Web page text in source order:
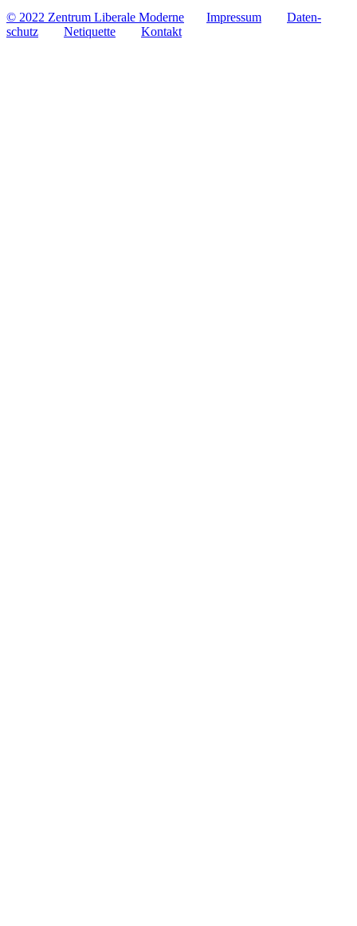
© 2022 Zentrum Libe­rale Moderne Impres­sum
Daten­
schutz
Neti­quette Kontakt